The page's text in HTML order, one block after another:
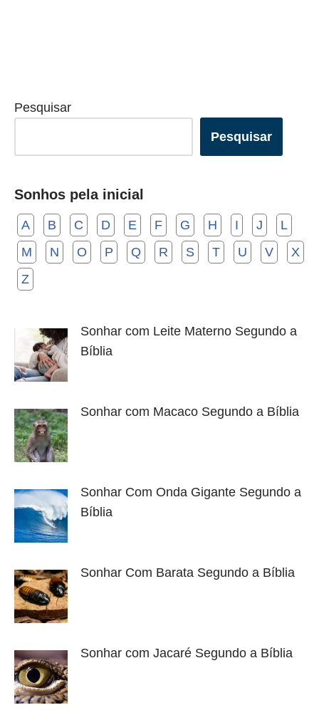
Pesquisar
Pesquisar
Sonhos pela inicial
A B C D E F G H I J
L
M
N O P Q R S T U V
X
Z
Sonhar com Leite Materno Segundo a
Bíblia
Sonhar com Macaco Segundo a Bíblia
Sonhar Com Onda Gigante Segundo a
Bíblia
Sonhar Com Barata Segundo a Bíblia
Sonhar com Jacaré Segundo a Bíblia